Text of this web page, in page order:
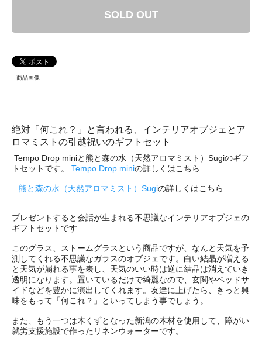
SOLD OUT
商品画像
絶対「何これ？」と言われる、インテリアオブジェとア
ロマミストの引越祝いのギフトセット
Tempo Drop miniと熊と森の水（天然アロマミスト）Sugiのギフ
トセットです。 Tempo Drop miniの詳しくはこちら
熊と森の水（天然アロマミスト）Sugiの詳しくはこちら
プレゼントすると会話が生まれる不思議なインテリアオブジェの
ギフトセットです
このグラス、ストームグラスという商品ですが、なんと天気を予
測してくれる不思議なガラスのオブジェです。白い結晶が増える
と天気が崩れる事を表し、天気のいい時は逆に結晶は消えていき
透明になります。置いているだけで綺麗なので、玄関やベッドサ
イドなどを豊かに演出してくれます。友達に上げたら、きっと興
味をもって「何これ？」といってしまう事でしょう。
また、もう一つは木くずとなった新潟の木材を使用して、障がい
就労支援施設で作ったリネンウォーターです。